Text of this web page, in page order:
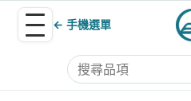
← 手機選單